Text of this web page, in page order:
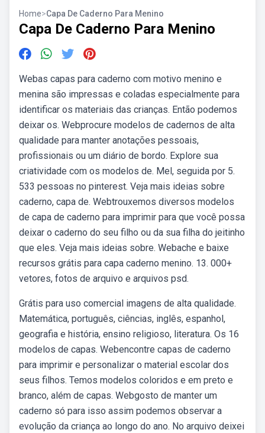
Home>Capa De Caderno Para Menino
Capa De Caderno Para Menino
Webas capas para caderno com motivo menino e
menina são impressas e coladas especialmente para
identificar os materiais das crianças. Então podemos
deixar os. Webprocure modelos de cadernos de alta
qualidade para manter anotações pessoais,
profissionais ou um diário de bordo. Explore sua
criatividade com os modelos de. Mel, seguida por 5.
533 pessoas no pinterest. Veja mais ideias sobre
caderno, capa de. Webtrouxemos diversos modelos
de capa de caderno para imprimir para que você possa
deixar o caderno do seu filho ou da sua filha do jeitinho
que eles. Veja mais ideias sobre. Webache e baixe
recursos grátis para capa caderno menino. 13. 000+
vetores, fotos de arquivo e arquivos psd.
Grátis para uso comercial imagens de alta qualidade.
Matemática, português, ciências, inglês, espanhol,
geografia e história, ensino religioso, literatura. Os 16
modelos de capas. Webencontre capas de caderno
para imprimir e personalizar o material escolar dos
seus filhos. Temos modelos coloridos e em preto e
branco, além de capas. Webgosto de manter um
caderno só para isso assim podemos observar a
evolução da criança ao longo do ano. No arquivo deixei